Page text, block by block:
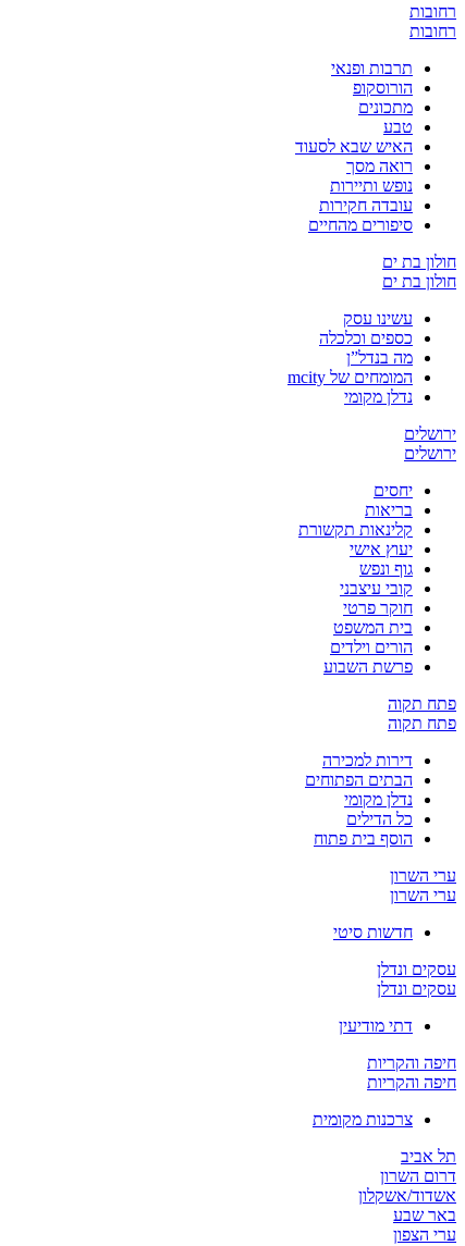
רחובות
רחובות
תרבות ופנאי
הורוסקופ
מתכונים
טבע
האיש שבא לסעוד
רואה מסך
נופש ותיירות
עובדה חקירות
סיפורים מהחיים
חולון בת ים
חולון בת ים
עשינו עסק
כספים וכלכלה
מה בנדל”ן
המומחים של mcity
נדלן מקומי
ירושלים
ירושלים
יחסים
בריאות
קלינאות תקשורת
יעוץ אישי
גוף ונפש
קובי עיצבני
חוקר פרטי
בית המשפט
הורים וילדים
פרשת השבוע
פתח תקוה
פתח תקוה
דירות למכירה
הבתים הפתוחים
נדלן מקומי
כל הדילים
הוסף בית פתוח
ערי השרון
ערי השרון
חדשות סיטי
עסקים ונדלן
עסקים ונדלן
דתי מודיעין
חיפה והקריות
חיפה והקריות
צרכנות מקומית
תל אביב
דרום השרון
אשדוד/אשקלון
באר שבע
ערי הצפון